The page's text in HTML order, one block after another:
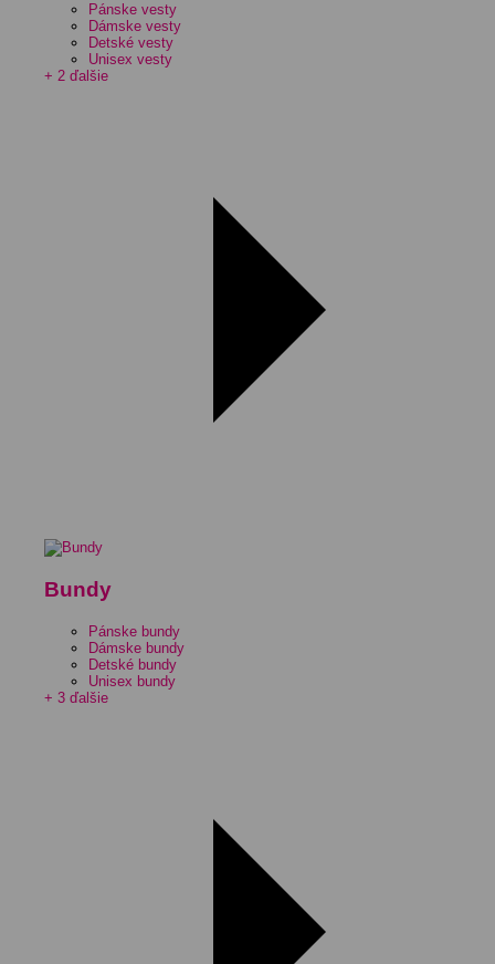
Pánske vesty
Dámske vesty
Detské vesty
Unisex vesty
+ 2 ďalšie
Bundy
Pánske bundy
Dámske bundy
Detské bundy
Unisex bundy
+ 3 ďalšie